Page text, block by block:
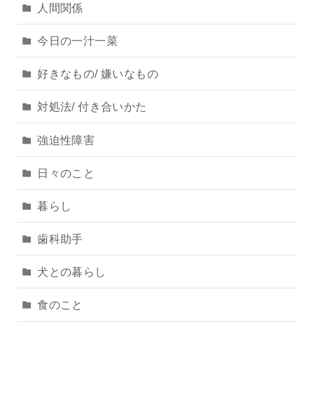
人間関係
今日の一汁一菜
好きなもの/ 嫌いなもの
対処法/ 付き合いかた
強迫性障害
日々のこと
暮らし
歯科助手
犬との暮らし
食のこと